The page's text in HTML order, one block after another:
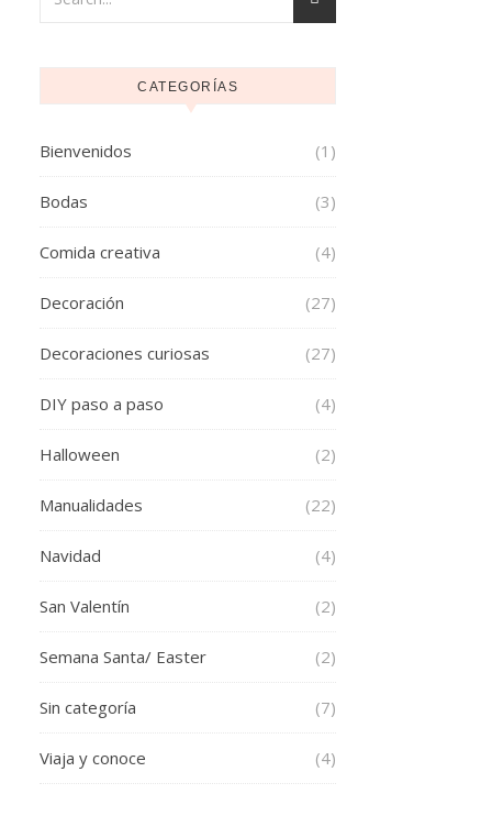
CATEGORÍAS
Bienvenidos (1)
Bodas (3)
Comida creativa (4)
Decoración (27)
Decoraciones curiosas (27)
DIY paso a paso (4)
Halloween (2)
Manualidades (22)
Navidad (4)
San Valentín (2)
Semana Santa/ Easter (2)
Sin categoría (7)
Viaja y conoce (4)